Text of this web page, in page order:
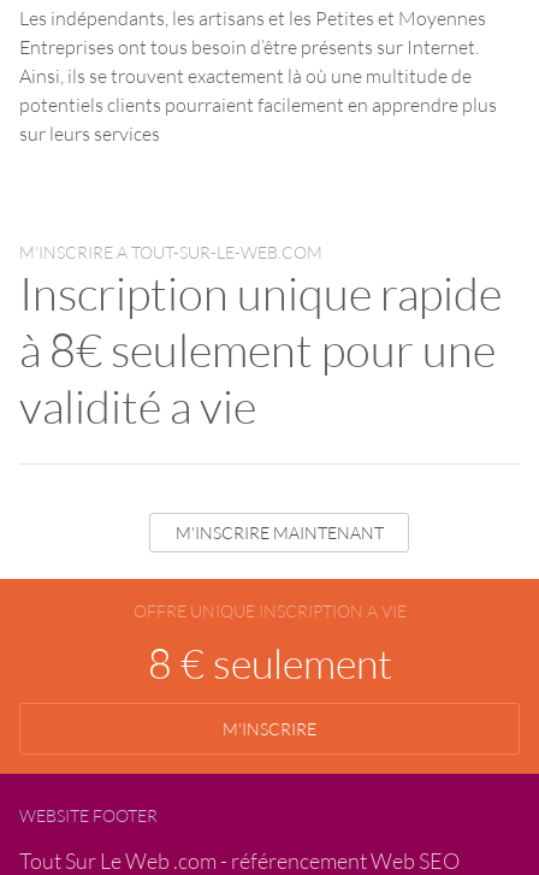
Les indépendants, les artisans et les Petites et Moyennes
Entreprises ont tous besoin d’être présents sur Internet.
Ainsi, ils se trouvent exactement là où une multitude de
potentiels clients pourraient facilement en apprendre plus
sur leurs services
M'INSCRIRE A TOUT-SUR-LE-WEB.COM
Inscription unique rapide
à 8€ seulement pour une
validité a vie
M'INSCRIRE MAINTENANT
OFFRE UNIQUE INSCRIPTION A VIE
8 € seulement
M'INSCRIRE
WEBSITE FOOTER
Tout Sur Le Web .com - référencement Web SEO